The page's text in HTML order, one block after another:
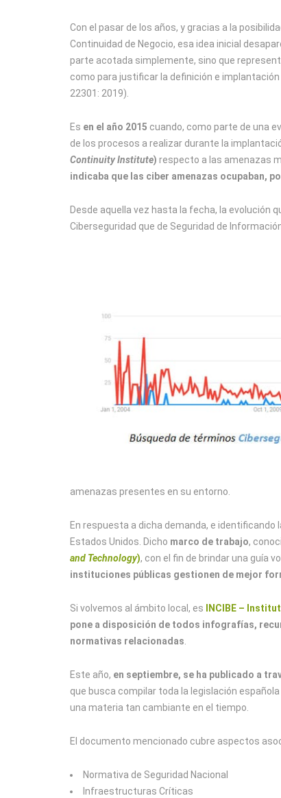
Con el pasar de los años, y gracias a la
Continuidad de Negocio, esa idea inicial
parte acotada simplemente, sino que
como para justificar la definición e
22301: 2019).
Es en el año 2015 cuando, como parte de una
de los procesos a realizar durante la
Continuity Institute) respecto a las amenazas
indicaba que las ciber amenazas ocupaban,
Desde aquella vez hasta la fecha, la evolución
Ciberseguridad que de Seguridad de
amenazas presentes en su entorno.
En respuesta a dicha demanda, e
Estados Unidos. Dicho marco de trabajo,
and Technology), con el fin de brindar una guía
instituciones públicas gestionen de mejor
Si volvemos al ámbito local, es INCIBE –
pone a disposición de todos infografías,
normativas relacionadas
Este año, en septiembre, se ha publicado a
que busca compilar toda la legislación
una materia tan cambiante en el tiempo.
El documento mencionado cubre aspectos
Normativa de Seguridad Nacional
Infraestructuras Críticas